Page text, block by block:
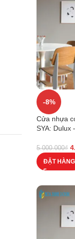
-8%
Cửa nhựa
SYA: Dulux
5.000.000₫
ĐẶT HÀNG